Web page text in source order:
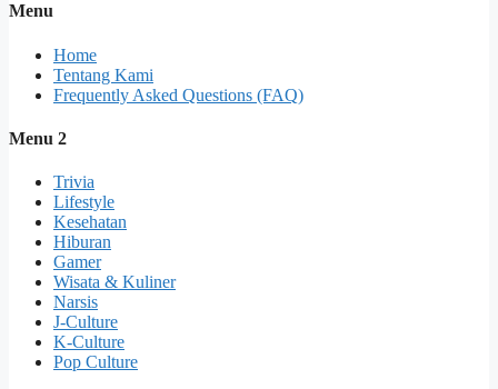
Menu
Home
Tentang Kami
Frequently Asked Questions (FAQ)
Menu 2
Trivia
Lifestyle
Kesehatan
Hiburan
Gamer
Wisata & Kuliner
Narsis
J-Culture
K-Culture
Pop Culture